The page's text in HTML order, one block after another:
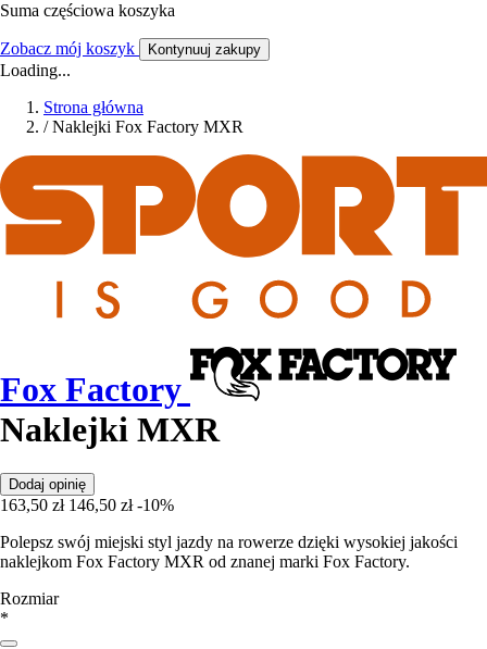
Suma częściowa koszyka
Zobacz mój koszyk Kontynuuj zakupy
Loading...
Strona główna
/ Naklejki Fox Factory MXR
Fox Factory
Naklejki MXR
Dodaj opinię
163,50 zł 146,50 zł -10%
Polepsz swój miejski styl jazdy na rowerze dzięki wysokiej jakości
naklejkom Fox Factory MXR od znanej marki Fox Factory.
Rozmiar
*